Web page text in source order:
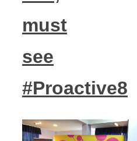
must
see
#Proactive8